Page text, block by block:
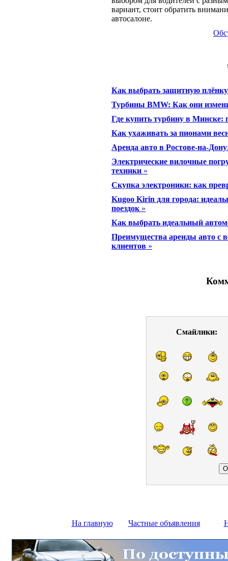
вариант, стоит обратить
автосалоне.
Как выбрать защитную
Турбины BMW: Как они
Где купить турбину в Минске:
Как ухаживать за пионами
Аренда авто в Ростове-на-
Электрические вилочные
техники »
Скупка электроники: как
Kugoo Kirin для города:
поездок »
Как выбрать идеальный
Преимущества аренды авто с
клиентов »
Смайлики:
На главную Частные объявления